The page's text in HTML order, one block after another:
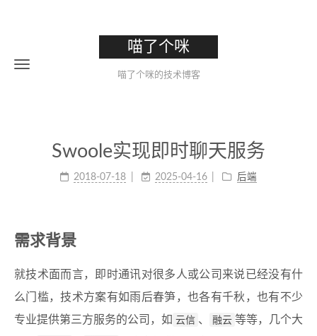
喵了个咪
喵了个咪的技术博客
Swoole实现即时聊天服务
2018-07-18 2025-04-16 后端
需求背景
就技术面而言，即时通讯对很多人或公司来说已经没有什
么门槛，技术方案有如雨后春笋，也各有千秋，也有不少
专业提供第三方服务的公司，如 云信 、 融云 等等，几个大